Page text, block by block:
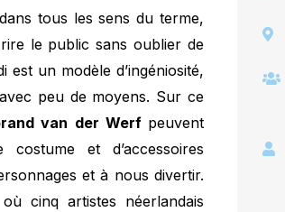
tous les sens du terme,
le public sans oublier de
est un modèle d’ingéniosité,
peu de moyens. Sur ce
van der Werf peuvent
et d’accessoires
et à nous divertir.
cinq artistes néerlandais